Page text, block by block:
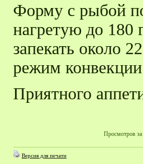
Форму с рыбой
нагретую до 180
запекать около
режим
Приятного
Просмотров за
Версия для печати